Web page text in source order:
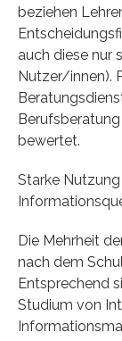
beziehen
auch diese nur
Nutzer/innen).
bewertet.
Starke
Die Mehrheit
nach dem
Entsprechend
Studium von